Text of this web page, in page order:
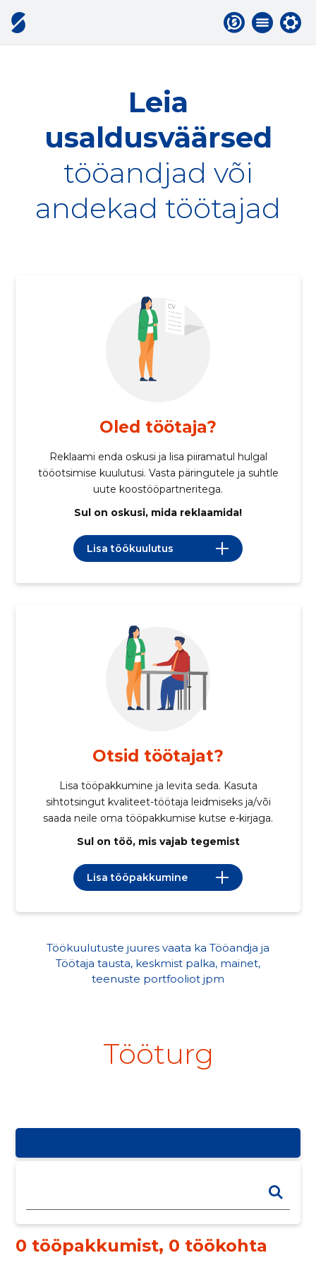
Leia
usaldusväärsed
tööandjad või
andekad töötajad
Oled töötaja?
Reklaami enda oskusi ja lisa piiramatul hulgal
tööotsimise kuulutusi. Vasta päringutele ja suhtle
uute koostööpartneritega.
Sul on oskusi, mida reklaamida!
Lisa töökuulutus
Otsid töötajat?
Lisa tööpakkumine ja levita seda. Kasuta
sihtotsingut kvaliteet-töötaja leidmiseks ja/või
saada neile oma tööpakkumise kutse e-kirjaga.
Sul on töö, mis vajab tegemist
Lisa tööpakkumine
Töökuulutuste juures vaata ka Tööandja ja
Töötaja tausta, keskmist palka, mainet,
teenuste portfooliot jpm
Tööturg
0 tööpakkumist, 0 töökohta